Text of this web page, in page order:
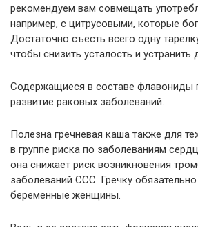
рекомендуем вам совмещать
например, с цитрусовыми, которые
Достаточно съесть всего одну
чтобы снизить усталость и устранить
Содержащиеся в составе флавониды
развитие раковых заболеваний.
Полезна гречневая каша также для
в группе риска по заболеваниям
она снижает риск возникновения
заболеваний ССС. Гречку
беременные женщины.